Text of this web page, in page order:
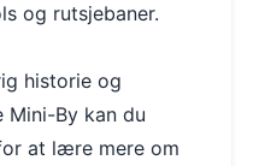
og rutsjebaner.
historie og
Mini-By kan du
at lære mere om